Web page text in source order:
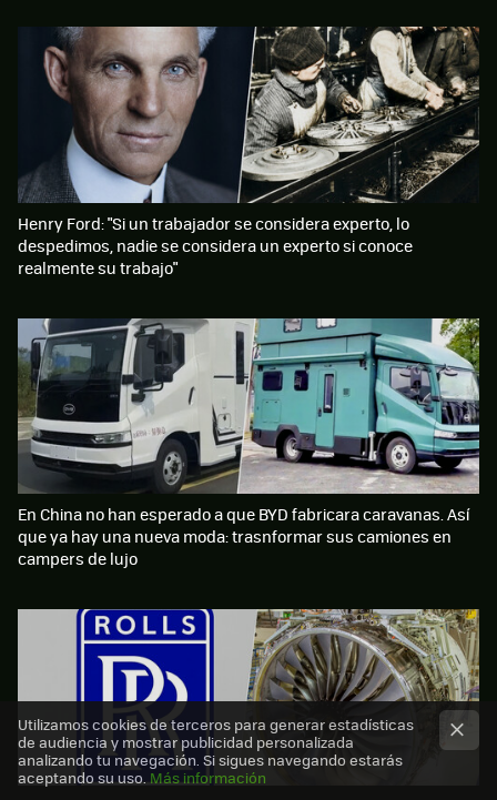
Henry Ford: "Si un trabajador se considera experto, lo
despedimos, nadie se considera un experto si conoce
realmente su trabajo"
En China no han esperado a que BYD fabricara caravanas. Así
que ya hay una nueva moda: trasnformar sus camiones en
campers de lujo
Utilizamos cookies de terceros para generar estadísticas
de audiencia y mostrar publicidad personalizada
analizando tu navegación. Si sigues navegando estarás
aceptando su uso. Más información